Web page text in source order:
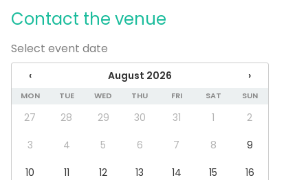
Experience / Activity
Experience / Activity
Contact the venue
Select event date
‹ August 2026 ›
MON TUE WED THU FRI SAT SUN
27 28 29 30 31 1
2
3
4 5 6 7 8
9
10
11 12 13 14 15
16